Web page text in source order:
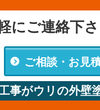
にご連絡下
ご相談・お見
事がウリの外壁